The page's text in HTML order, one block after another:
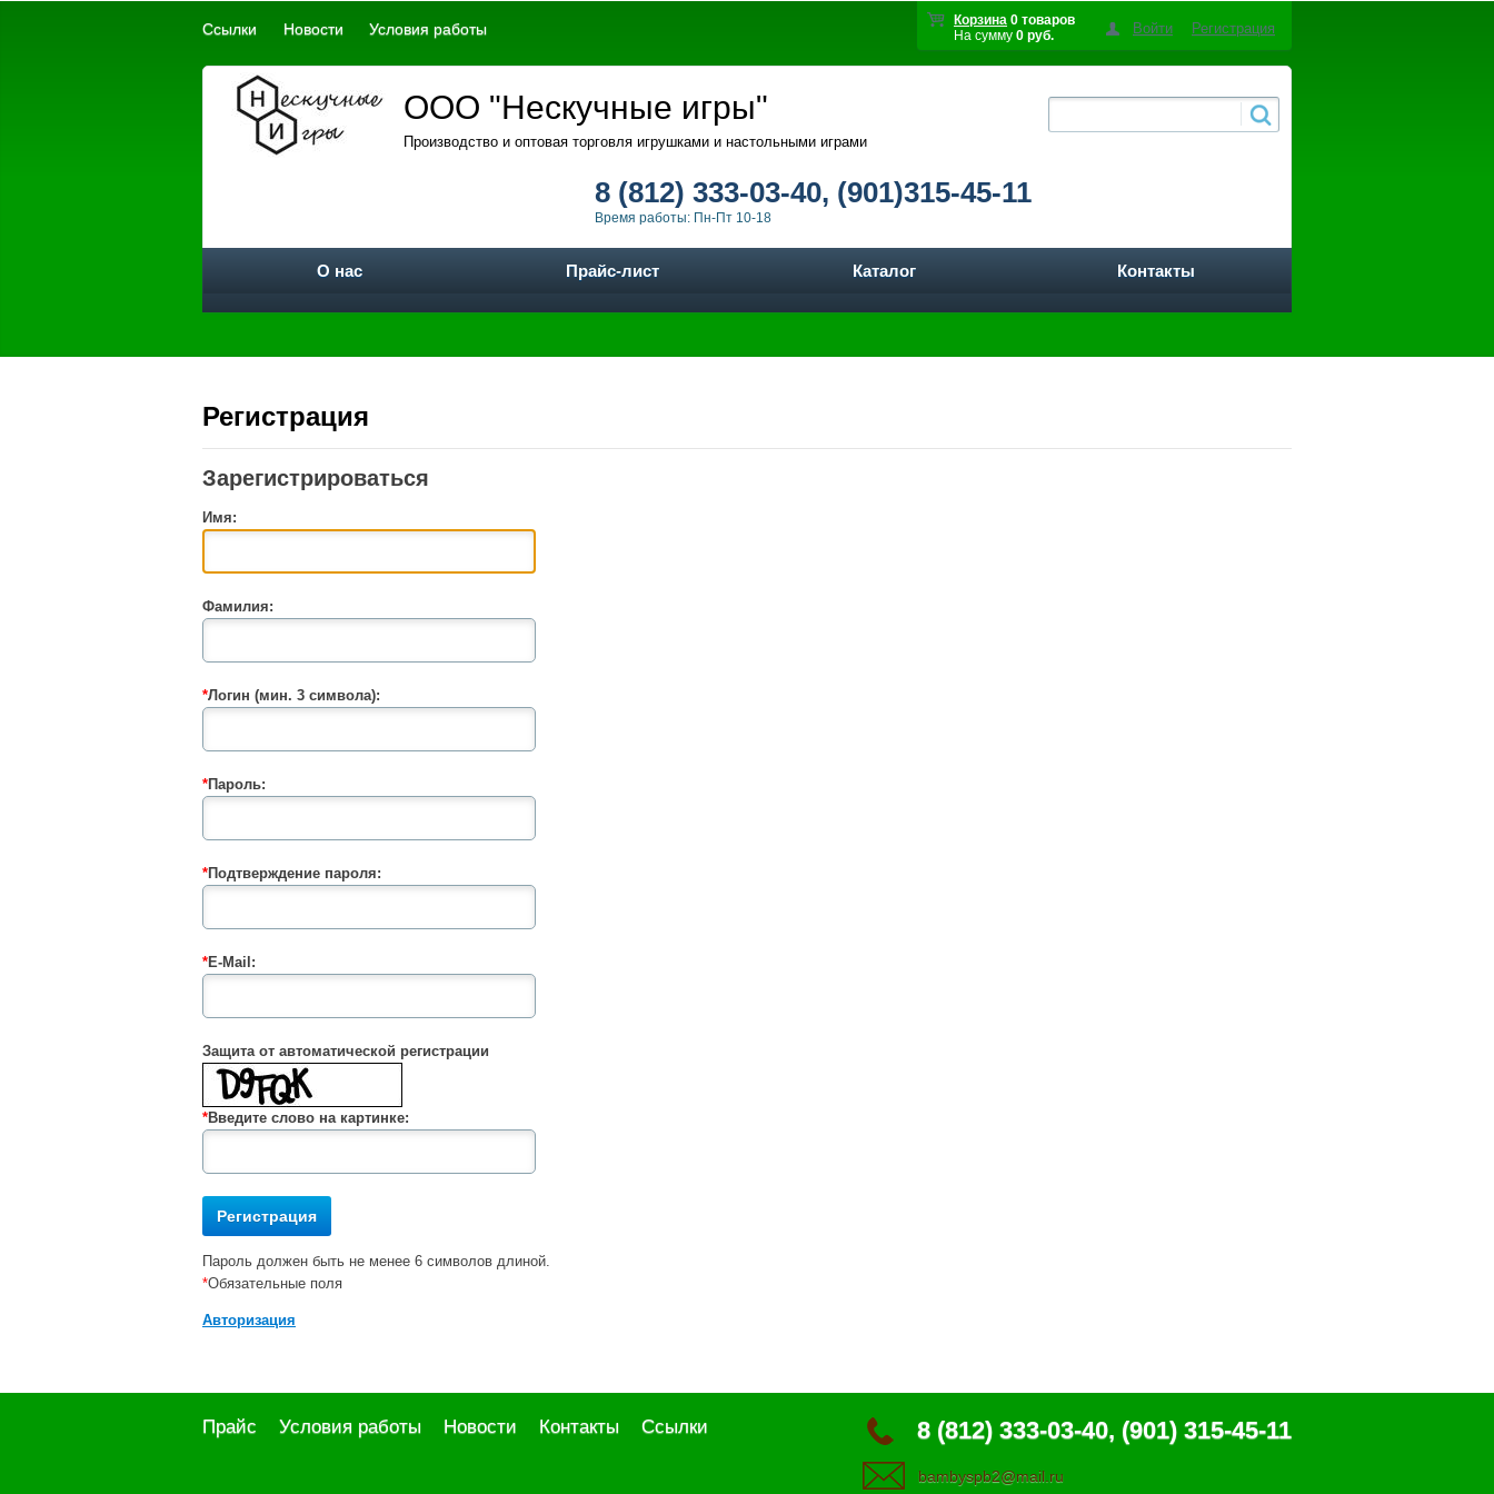
Корзина 0 товаров
На сумму 0 руб. Войти Регистрация
Ссылки Новости Условия работы
ООО "Нескучные игры"
Производство и оптовая торговля игрушками и настольными играми
8 (812) 333-03-40, (901)315-45-11
Время работы: Пн-Пт 10-18
О нас Прайс-лист Каталог Контакты
Регистрация
Зарегистрироваться
Имя:
Фамилия:
*Логин (мин. 3 символа):
*Пароль:
*Подтверждение пароля:
*E-Mail:
Защита от автоматической регистрации
*Введите слово на картинке:
Пароль должен быть не менее 6 символов длиной.
*Обязательные поля
Авторизация
8 (812) 333-03-40, (901) 315-45-11
bambyspb2@mail.ru
Прайс Условия работы Новости Контакты Ссылки